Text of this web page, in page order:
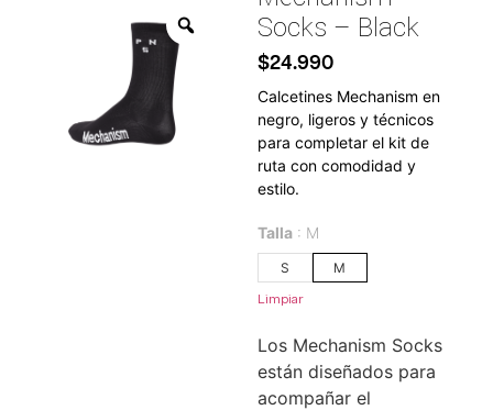
Socks – Black
$24.990
Calcetines Mechanism en
negro, ligeros y técnicos
para completar el kit de
ruta con comodidad y
estilo.
Talla M
S M
Limpiar
Los Mechanism Socks
están diseñados para
acompañar el